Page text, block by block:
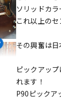
ソリッドカ
これ以上の
その興奮は
ピックアッ
れます！
P90ピックア